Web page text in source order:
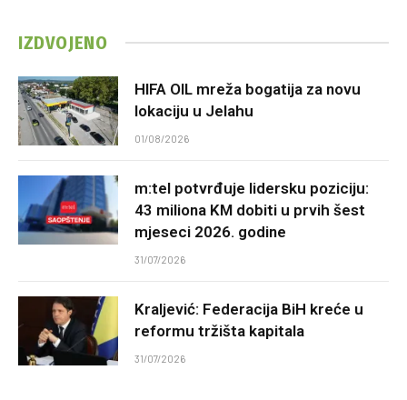
IZDVOJENO
HIFA OIL mreža bogatija za novu
lokaciju u Jelahu
01/08/2026
m:tel potvrđuje lidersku poziciju:
43 miliona KM dobiti u prvih šest
mjeseci 2026. godine
31/07/2026
Kraljević: Federacija BiH kreće u
reformu tržišta kapitala
31/07/2026